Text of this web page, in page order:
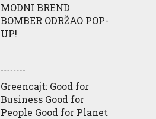
MODNI BREND
BOMBER ODRŽAO POP-
UP!
Greencajt: Good for
Business Good for
People Good for Planet